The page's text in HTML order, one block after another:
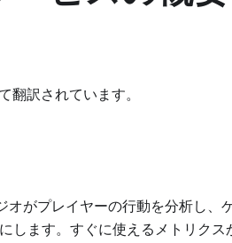
翻訳されています。
オがプレイヤーの行動を分析し、
します。すぐに使えるメトリク